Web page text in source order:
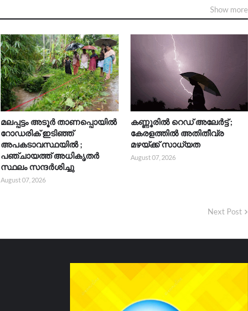
Show more
മലപ്പട്ടം അടൂർ താണപ്പൊയിൽ
റോഡരിക് ഇടിഞ്ഞ്
അപകടാവസ്ഥയിൽ ;
പഞ്ചായത്ത്‌ അധികൃതർ
സ്ഥലം സന്ദർശിച്ചു
August 07, 2026
കണ്ണൂരിൽ റെഡ് അലേർട്ട് ;
കേരളത്തിൽ അതിതീവ്ര
മഴയ്ക്ക് സാധ്യത
August 07, 2026
Next Post